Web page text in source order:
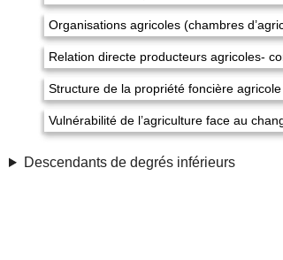
Organisations agricoles (chambres
Relation directe producteurs agricoles-
Structure de la propriété foncière agricole
Vulnérabilité de l’agriculture face au
Descendants de degrés inférieurs